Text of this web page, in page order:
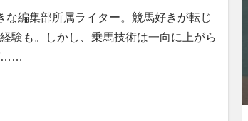
編集部所属ライター。競馬好きが転じ
験も。しかし、乗馬技術は一向に上がら
……